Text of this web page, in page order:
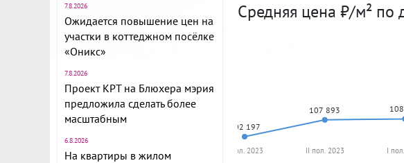
7.8.2026
Ожидается повышение цен на
участки в коттеджном посёлке
«Оникс»
7.8.2026
Проект КРТ на Блюхера мэрия
предложила сделать более
масштабным
6.8.2026
На квартиры в жилом
Средняя цена ₽/м² по
102 197
107 893
I пол. 2023 II пол. 2023 I